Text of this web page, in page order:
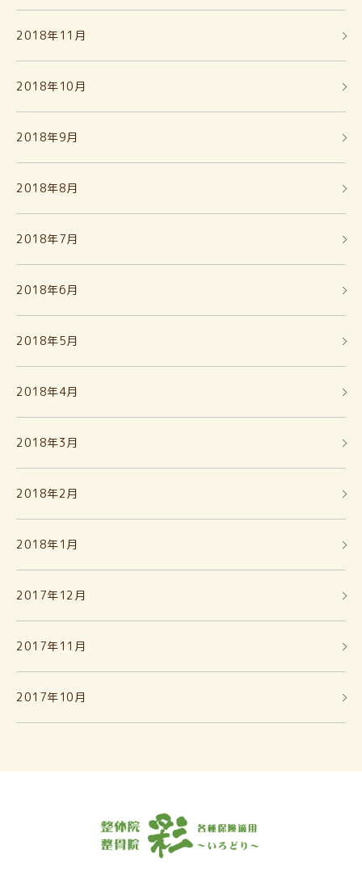
2018年11月
2018年10月
2018年9月
2018年8月
2018年7月
2018年6月
2018年5月
2018年4月
2018年3月
2018年2月
2018年1月
2017年12月
2017年11月
2017年10月